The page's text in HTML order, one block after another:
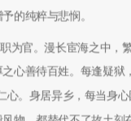
的纯粹与悲悯。
为官。漫长宦海之中，
心善待百姓。每逢疑
心。身居异乡，每当身